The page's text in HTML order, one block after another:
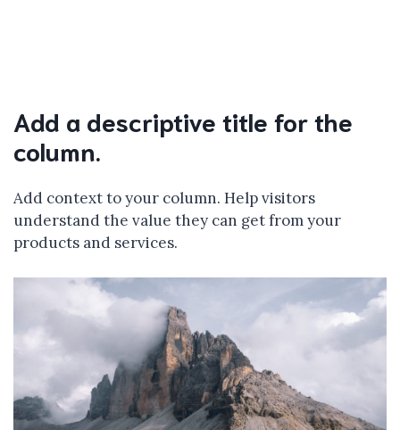
Add a descriptive title for the
column.
Add context to your column. Help visitors
understand the value they can get from your
products and services.